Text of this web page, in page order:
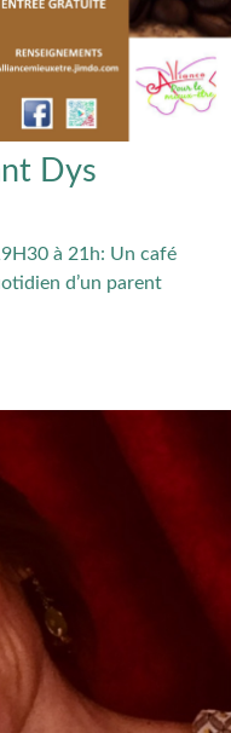
Dys
à 21h: Un café
d’un parent